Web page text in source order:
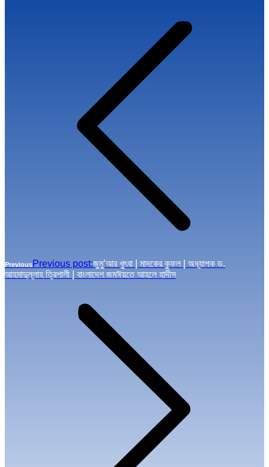
PreviousPrevious post:জুমু’আর খুৎবা | মাদকের কুফল | অধ্যাপক ড.
আহমাদুল্লাহ ত্রিশালী | বাংলাদেশ জমঈয়তে আহলে হাদীস